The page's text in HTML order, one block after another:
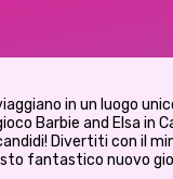
in un luogo
Barbie and Elsa in
Divertiti con il
fantastico nuovo